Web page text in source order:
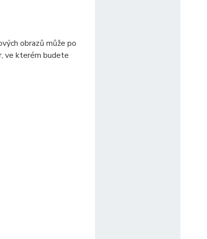
obrazů může po
ve kterém budete